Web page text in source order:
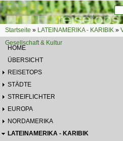
Direkt zum Inhalt
Sie sind hier
Startseite » LATEINAMERIKA - KARIBIK »
Gesellschaft & Kultur
HOME
ÜBERSICHT
REISETOPS
STÄDTE
STREIFLICHTER
EUROPA
NORDAMERIKA
LATEINAMERIKA - KARIBIK